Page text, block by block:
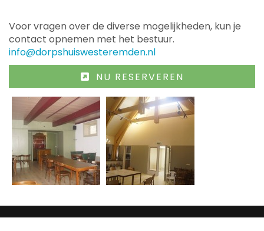
Voor vragen over de diverse mogelijkheden, kun je
contact opnemen met het bestuur.
info@dorpshuiswesteremden.nl
NU RESERVEREN